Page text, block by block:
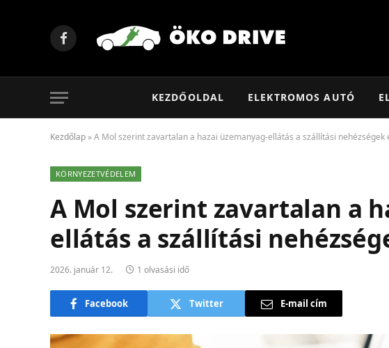
Facebook
KEZDŐOLDAL ELEKTROMOS AUTÓ
Kezdőlap »A Mol szerint zavartalan a hazai üzemanyag-ellátás a szállítási nehézségek
KÖRNYEZETVÉDELEM
A Mol szerint zavartalan a
ellátás a szállítási
2026. január 12. 1 olvasási idő
Facebook Twitter E-mail cím